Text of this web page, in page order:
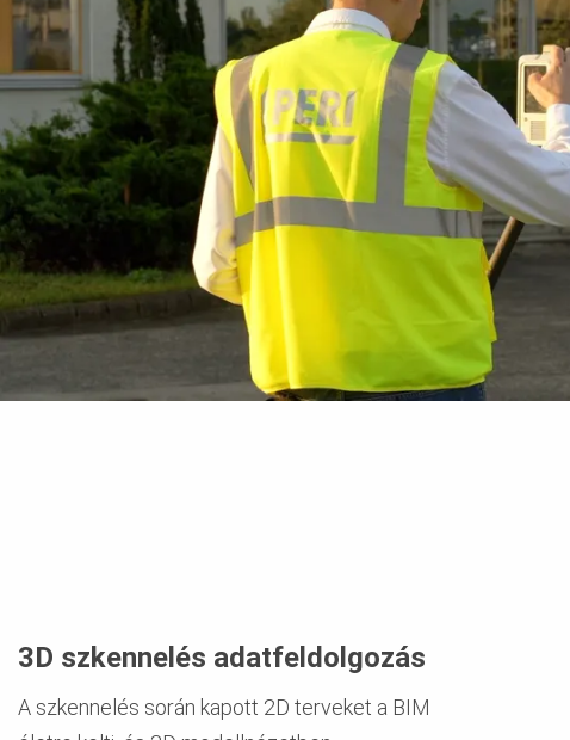
3D szkennelés adatfeldolgozás
A szkennelés során kapott 2D terveket a BIM